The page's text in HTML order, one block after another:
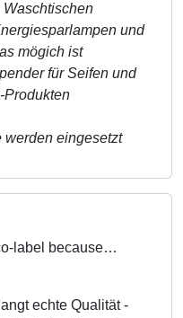
und
mögich ist
für Seifen und
Produkten
eingesetzt
label because…
echte Qualität -